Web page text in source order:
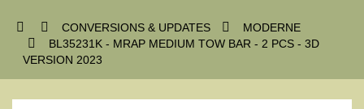
  CONVERSIONS & UPDATES  MODERNE

BL35231K - MRAP MEDIUM TOW BAR - 2 PCS - 3D
VERSION 2023